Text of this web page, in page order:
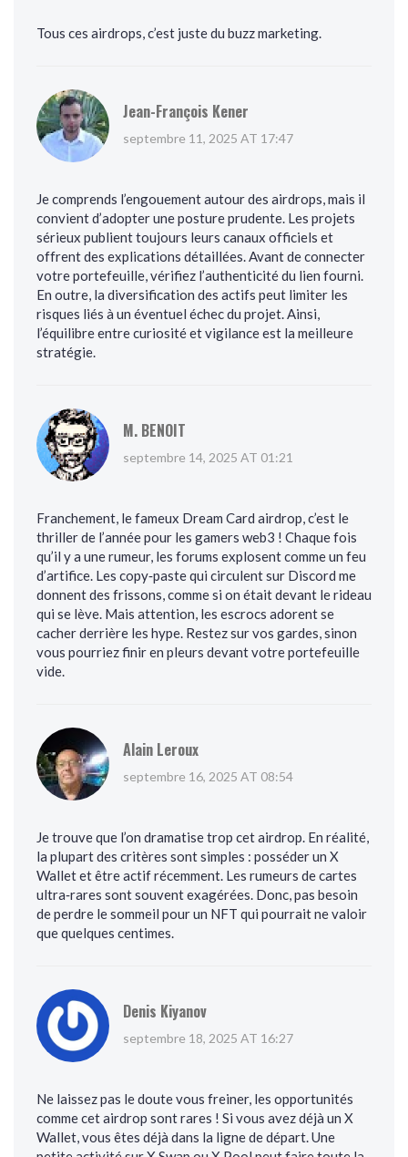
Tous ces airdrops, c’est juste du buzz marketing.
Jean-François Kener
septembre 11, 2025 AT 17:47
Je comprends l’engouement autour des airdrops, mais il
convient d’adopter une posture prudente. Les projets
sérieux publient toujours leurs canaux officiels et
offrent des explications détaillées. Avant de connecter
votre portefeuille, vérifiez l’authenticité du lien fourni.
En outre, la diversification des actifs peut limiter les
risques liés à un éventuel échec du projet. Ainsi,
l’équilibre entre curiosité et vigilance est la meilleure
stratégie.
M. BENOIT
septembre 14, 2025 AT 01:21
Franchement, le fameux Dream Card airdrop, c’est le
thriller de l’année pour les gamers web3 ! Chaque fois
qu’il y a une rumeur, les forums explosent comme un feu
d’artifice. Les copy‑paste qui circulent sur Discord me
donnent des frissons, comme si on était devant le rideau
qui se lève. Mais attention, les escrocs adorent se
cacher derrière les hype. Restez sur vos gardes, sinon
vous pourriez finir en pleurs devant votre portefeuille
vide.
Alain Leroux
septembre 16, 2025 AT 08:54
Je trouve que l’on dramatise trop cet airdrop. En réalité,
la plupart des critères sont simples : posséder un X
Wallet et être actif récemment. Les rumeurs de cartes
ultra‑rares sont souvent exagérées. Donc, pas besoin
de perdre le sommeil pour un NFT qui pourrait ne valoir
que quelques centimes.
Denis Kiyanov
septembre 18, 2025 AT 16:27
Ne laissez pas le doute vous freiner, les opportunités
comme cet airdrop sont rares ! Si vous avez déjà un X
Wallet, vous êtes déjà dans la ligne de départ. Une